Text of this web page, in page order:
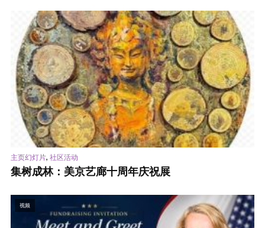
主页幻灯片, 社区活动
集树成林：美京艺廊十周年庆祝展
视频